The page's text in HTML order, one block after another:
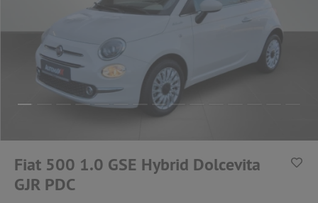
Fiat 500 1.0 GSE Hybrid Dolcevita
GJR PDC